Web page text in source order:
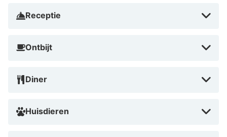
Receptie
Ontbijt
Diner
Huisdieren